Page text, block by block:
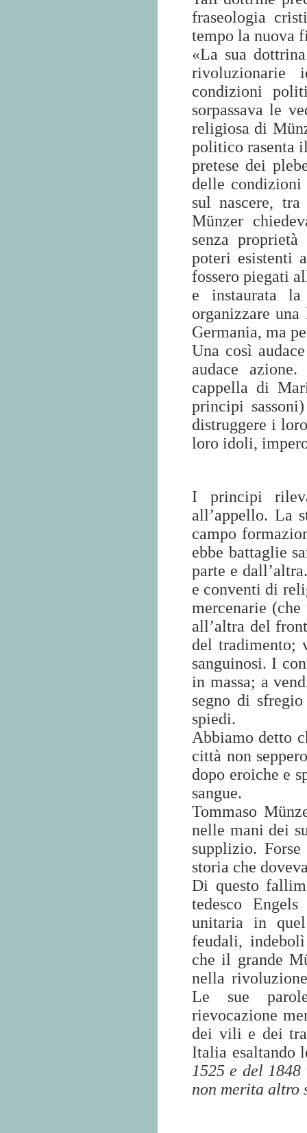
fraseologia
tempo la nuova
«La sua
rivoluzionarie
condizioni
sorpassava le
religiosa di
politico rasenta
pretese dei
delle condizioni
sul nascere,
Münzer
senza
poteri esistenti
fossero piegati
e instaurata
organizzare
Germania, ma
Una così
audace
cappella di
principi
distruggere i
loro idoli,
I principi
all’appello. La
campo
ebbe battaglie
parte e
e conventi di
mercenarie
all’altra del
del tradimento;
sanguinosi. I
in massa; a
segno di
spiedi.
Abbiamo detto
città non
dopo eroiche e
sangue.
Tommaso
nelle mani dei
supplizio.
storia che
Di questo
tedesco
unitaria in
feudali,
che il grande
nella
Le sue
rievocazione
dei vili e dei
Italia esaltando
1525 e del
non merita altro